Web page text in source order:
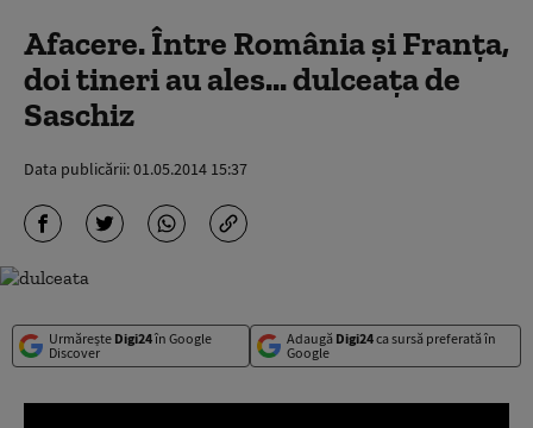
Afacere. Între România şi Franţa,
doi tineri au ales... dulceaţa de
Saschiz
Data publicării:01.05.2014 15:37
Urmărește Digi24în Google
Discover
Adaugă Digi24ca sursă preferată în
Google